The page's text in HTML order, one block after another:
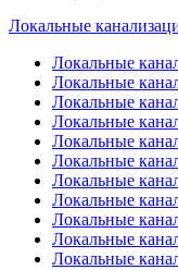
Локальные
Локальные
Локальные
Локальные
Локальные
Локальные
Локальные
Локальные
Локальные
Локальные
Локальные
Локальные